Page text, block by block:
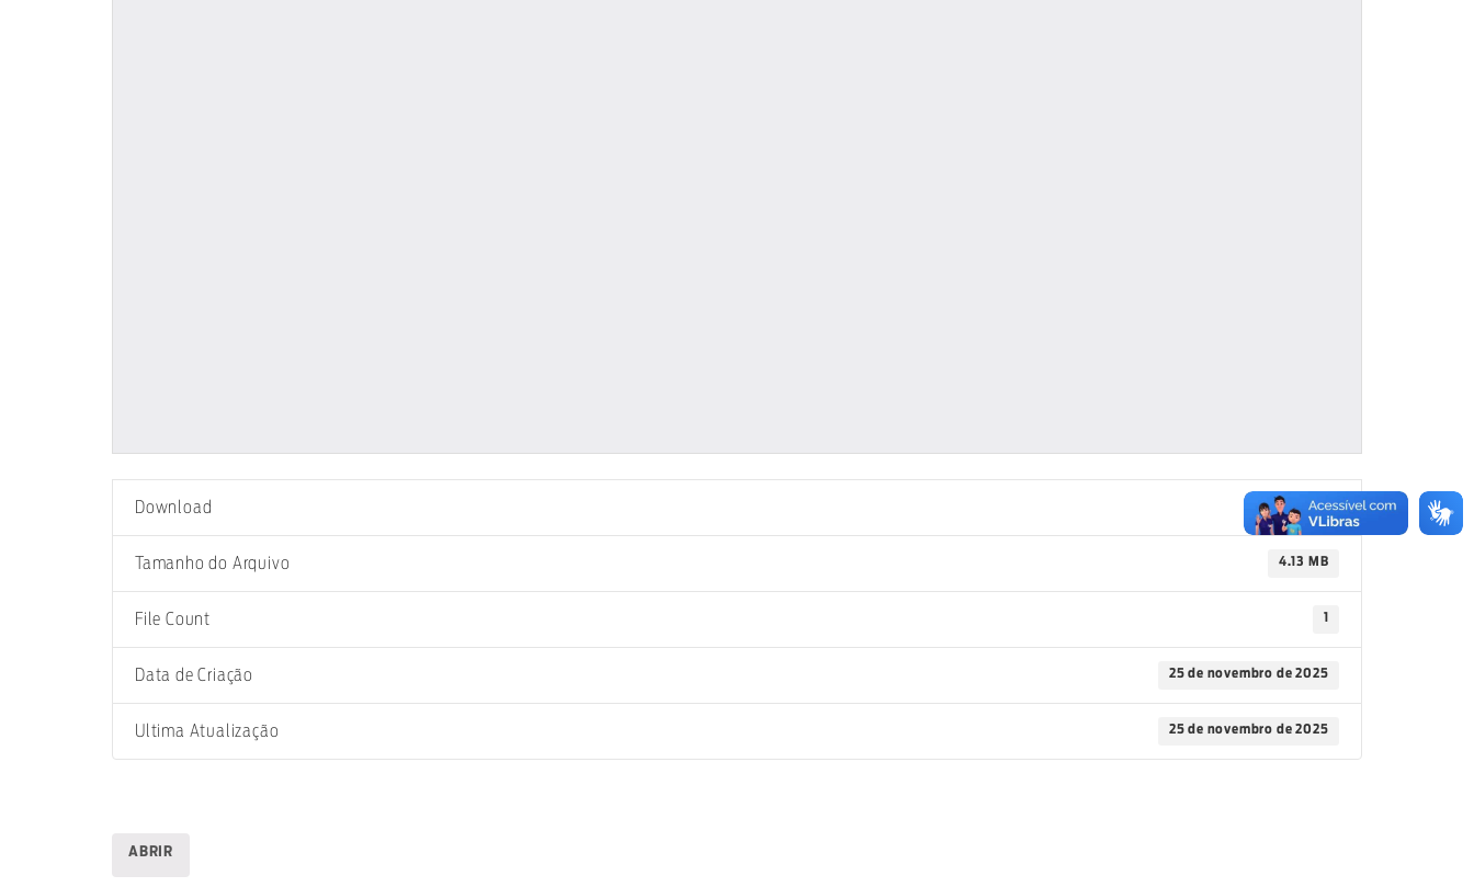
Download 76
Tamanho do Arquivo 4.13 MB
File Count 1
Data de Criação 25 de novembro de 2025
Ultima Atualização 25 de novembro de 2025
ABRIR